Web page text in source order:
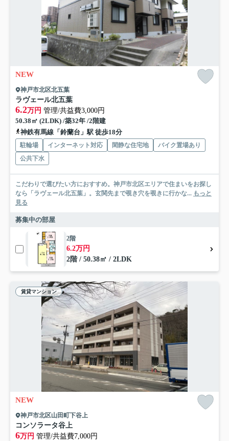
NEW
神戸市北区北五葉
ラヴェール北五葉
6.2万円 管理/共益費3,000円
50.38㎡ (2LDK) /築32年 /2階建
神鉄有馬線「鈴蘭台」駅 徒歩18分
駐輪場 インターネット対応 閑静な住宅地
バイク置場あり
公共下水
こだわりで選びたい方におすすめ。神戸市北区エリアで住まいをお探し
なら「ラヴェール北五葉」。玄関先まで覗き穴を覗きに行かな... もっと
見る
募集中の部屋
2階
6.2万円
2階 / 50.38㎡ / 2LDK
賃貸マンション
NEW
神戸市北区山田町下谷上
コンソラータ谷上
6万円 管理/共益費7,000円